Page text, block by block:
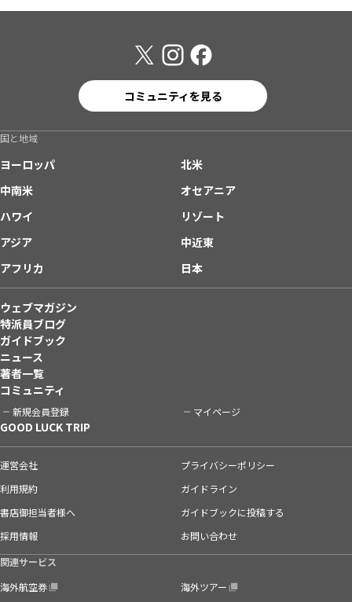
コミュニティを見る
国と地域
ヨーロッパ
北米
中南米
オセアニア
ハワイ
リゾート
アジア
中近東
アフリカ
日本
ウェブマガジン
特派員ブログ
ガイドブック
ニュース
著者一覧
コミュニティ
新規会員登録 マイページ
GOOD LUCK TRIP
運営会社
プライバシーポリシー
利用規約
ガイドライン
書店御担当者様へ
ガイドブックに投稿する
採用情報
お問い合わせ
関連サービス
海外航空券
海外ツアー